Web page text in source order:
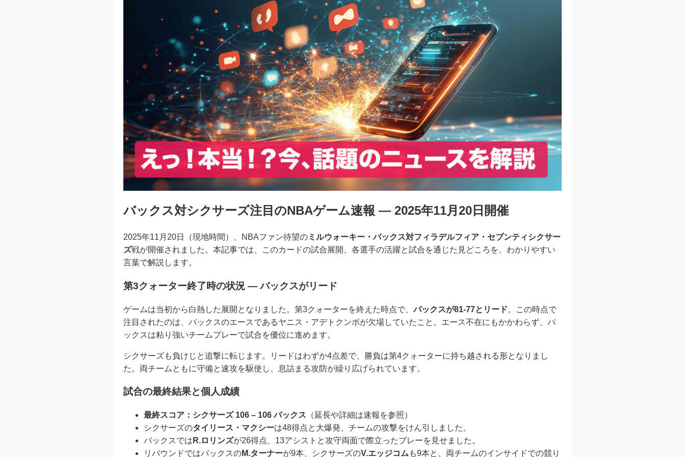
バックス対シクサーズ注目のNBAゲーム速報 ― 2025年11月20日開催
2025年11月20日（現地時間）、NBAファン待望のミルウォーキー・バックス対フィラデルフィア・セブンティシクサー
ズ戦が開催されました。本記事では、このカードの試合展開、各選手の活躍と試合を通じた見どころを、わかりやすい
言葉で解説します。
第3クォーター終了時の状況 ― バックスがリード
ゲームは当初から白熱した展開となりました。第3クォーターを終えた時点で、バックスが81-77とリード。この時点で
注目されたのは、バックスのエースであるヤニス・アデトクンボが欠場していたこと。エース不在にもかかわらず、バ
ックスは粘り強いチームプレーで試合を優位に進めます。
シクサーズも負けじと追撃に転じます。リードはわずか4点差で、勝負は第4クォーターに持ち越される形となりまし
た。両チームともに守備と速攻を駆使し、息詰まる攻防が繰り広げられています。
試合の最終結果と個人成績
最終スコア：シクサーズ 106 – 106 バックス （延長や詳細は速報を参照）
シクサーズのタイリース・マクシーは48得点と大爆発、チームの攻撃をけん引しました。
バックスでは R.ロリンズが26得点、13アシストと攻守両面で際立ったプレーを見せました。
リバウンドではバックスのM.ターナーが9本、シクサーズのV.エッジコム も9本と、両チームのインサイドでの競り